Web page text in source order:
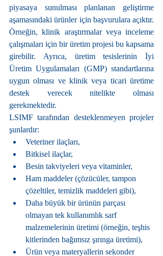
piyasaya sunulması planlanan geliştirme
aşamasındaki ürünler için başvurulara açıktır.
Örneğin, klinik araştırmalar veya inceleme
çalışmaları için bir üretim projesi bu kapsama
girebilir. Ayrıca, üretim tesislerinin İyi
Üretim Uygulamaları (GMP) standartlarına
uygun olması ve klinik veya ticari üretime
destek verecek nitelikte olması
gerekmektedir.
LSIMF tarafından desteklenmeyen projeler
şunlardır:
Veteriner ilaçları,
Bitkisel ilaçlar,
Besin takviyeleri veya vitaminler,
Ham maddeler (çözücüler, tampon
çözeltiler, temizlik maddeleri gibi),
Daha büyük bir ürünün parçası
olmayan tek kullanımlık sarf
malzemelerinin üretimi (örneğin, teşhis
kitlerinden bağımsız şırınga üretimi),
Ürün veya materyallerin sekonder